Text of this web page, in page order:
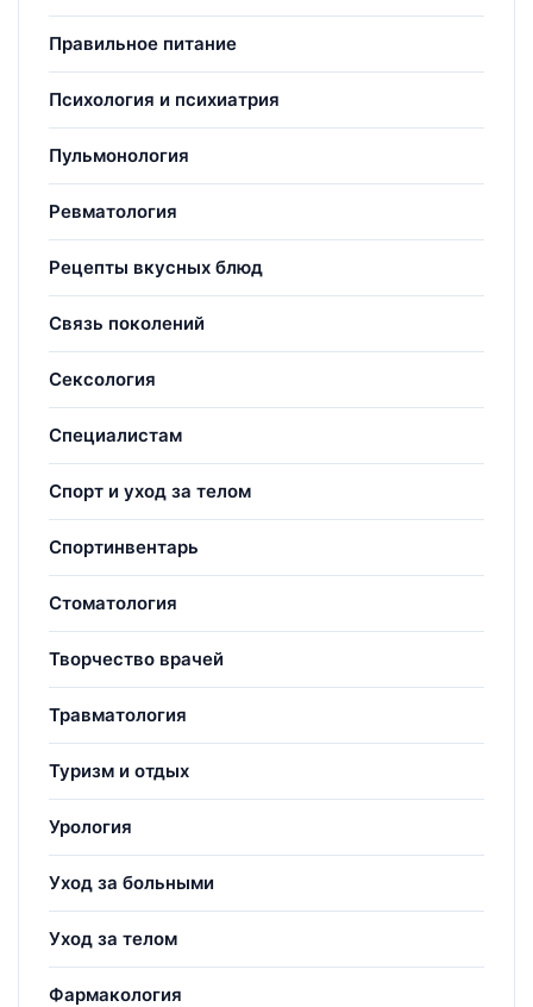
Правильное питание
Психология и психиатрия
Пульмонология
Ревматология
Рецепты вкусных блюд
Связь поколений
Сексология
Специалистам
Спорт и уход за телом
Спортинвентарь
Стоматология
Творчество врачей
Травматология
Туризм и отдых
Урология
Уход за больными
Уход за телом
Фармакология